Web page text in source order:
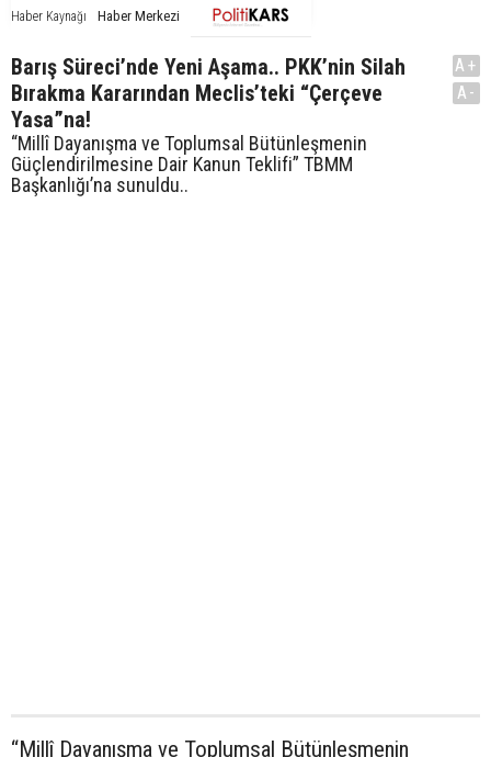
Haber Kaynağı Haber Merkezi
Barış Süreci’nde Yeni Aşama.. PKK’nin Silah
Bırakma Kararından Meclis’teki “Çerçeve
Yasa”na!
“Millî Dayanışma ve Toplumsal Bütünleşmenin
Güçlendirilmesine Dair Kanun Teklifi” TBMM
Başkanlığı’na sunuldu..
A+
A-
“Millî Dayanışma ve Toplumsal Bütünleşmenin